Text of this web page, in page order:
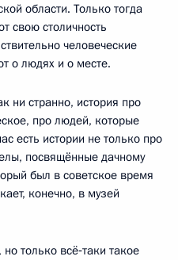
области. Только тогда
свою столичность
человеческие
о людях и о месте.
ни странно, история про
про людей, которые
есть истории не только про
посвящённые дачному
был в советское время
конечно, в музей
только всё‑таки такое